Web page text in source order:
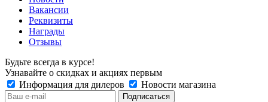
Вакансии
Реквизиты
Награды
Отзывы
Будьте всегда в курсе!
Узнавайте о скидках и акциях первым
Информация для дилеров
Новости магазина